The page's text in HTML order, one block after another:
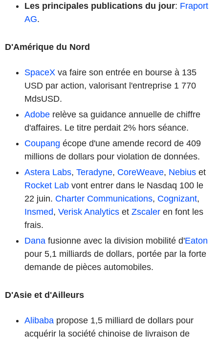
Les principales publications du jour: Fraport
AG.
D'Amérique du Nord
SpaceX va faire son entrée en bourse à 135
USD par action, valorisant l'entreprise 1 770
MdsUSD.
Adobe relève sa guidance annuelle de chiffre
d'affaires. Le titre perdait 2% hors séance.
Coupang écope d'une amende record de 409
millions de dollars pour violation de données.
Astera Labs, Teradyne, CoreWeave, Nebius et
Rocket Lab vont entrer dans le Nasdaq 100 le
22 juin. Charter Communications, Cognizant,
Insmed, Verisk Analytics et Zscaler en font les
frais.
Dana fusionne avec la division mobilité d'Eaton
pour 5,1 milliards de dollars, portée par la forte
demande de pièces automobiles.
D'Asie et d'Ailleurs
Alibaba propose 1,5 milliard de dollars pour
acquérir la société chinoise de livraison de